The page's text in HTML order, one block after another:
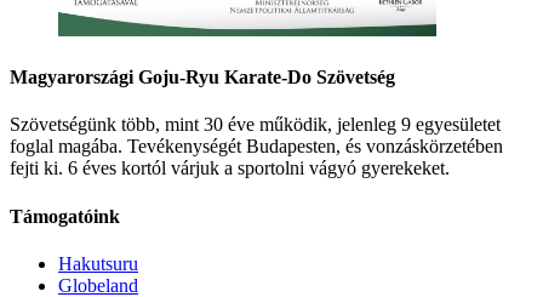
Magyarországi Goju-Ryu Karate-Do Szövetség
Szövetségünk több, mint 30 éve működik, jelenleg 9 egyesületet
foglal magába. Tevékenységét Budapesten, és vonzáskörzetében
fejti ki. 6 éves kortól várjuk a sportolni vágyó gyerekeket.
Támogatóink
Hakutsuru
Globeland